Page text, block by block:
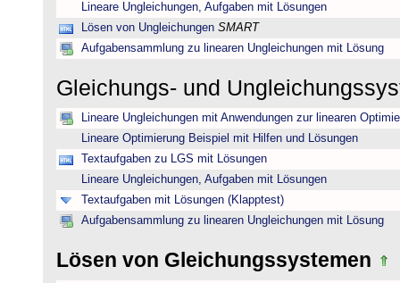
Lineare Ungleichungen, Aufgaben mit Lösungen
Lösen von Ungleichungen SMART
Aufgabensammlung zu linearen Ungleichungen mit Lösung
Gleichungs- und
Lineare Ungleichungen mit Anwendungen zur linearen
Lineare Optimierung Beispiel mit Hilfen und Lösungen
Textaufgaben zu LGS mit Lösungen
Lineare Ungleichungen, Aufgaben mit Lösungen
Textaufgaben mit Lösungen (Klapptest)
Aufgabensammlung zu linearen Ungleichungen mit Lösung
Lösen von Gleichungssystemen